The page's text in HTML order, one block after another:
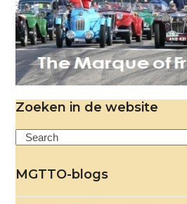
Zoeken in de website
Search
MGTTO-blogs